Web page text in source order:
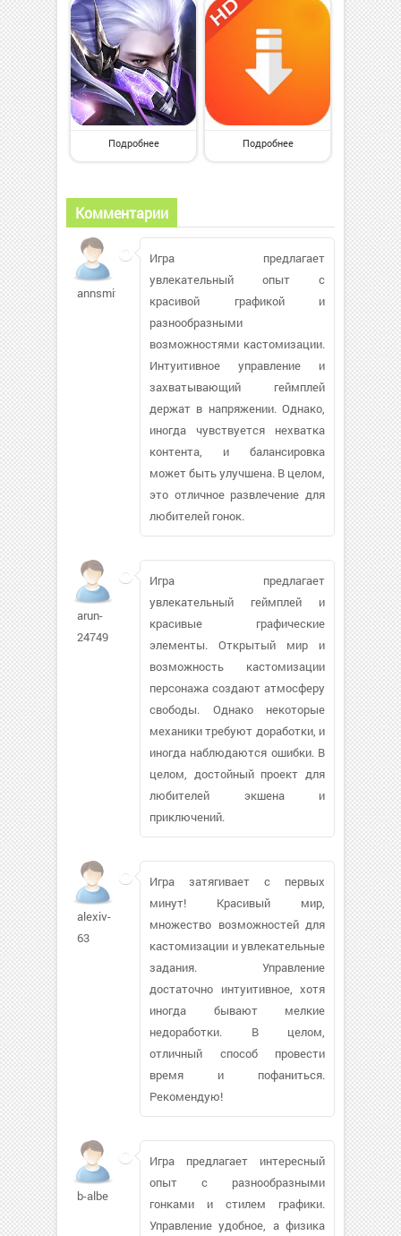
Подробнее Подробнее
Комментарии
annsmith77
Игра предлагает
увлекательный опыт с
красивой графикой и
разнообразными
возможностями кастомизации.
Интуитивное управление и
захватывающий геймплей
держат в напряжении. Однако,
иногда чувствуется нехватка
контента, и балансировка
может быть улучшена. В целом,
это отличное развлечение для
любителей гонок.
arun-
24749
Игра предлагает
увлекательный геймплей и
красивые графические
элементы. Открытый мир и
возможность кастомизации
персонажа создают атмосферу
свободы. Однако некоторые
механики требуют доработки, и
иногда наблюдаются ошибки. В
целом, достойный проект для
любителей экшена и
приключений.
alexiv-
63
Игра затягивает с первых
минут! Красивый мир,
множество возможностей для
кастомизации и увлекательные
задания. Управление
достаточно интуитивное, хотя
иногда бывают мелкие
недоработки. В целом,
отличный способ провести
время и пофаниться.
Рекомендую!
b-albe
Игра предлагает интересный
опыт с разнообразными
гонками и стилем графики.
Управление удобное, а физика